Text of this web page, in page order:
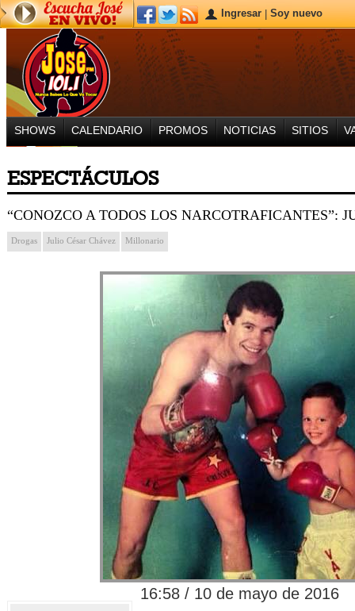
Ingresar | Soy nuevo
SHOWS CALENDARIO PROMOS NOTICIAS SITIOS
ESPECTÁCULOS
“CONOZCO A TODOS LOS NARCOTRAFICANTES”:
Drogas Julio César Chávez Millonario
16:58 / 10 de mayo de 2016